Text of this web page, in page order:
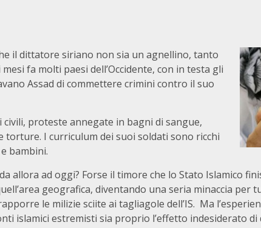
il dittatore siriano non sia un agnellino, tanto
fa molti paesi dell’Occidente, con in testa gli
Assad di commettere crimini contro il suo
civili, proteste annegate in bagni di sangue,
torture. I curriculum dei suoi soldati sono ricchi
bambini.
allora ad oggi? Forse il timore che lo Stato Islamico
geografica, diventando una seria minaccia per
le milizie sciite ai tagliagole dell’IS. Ma
islamici estremisti sia proprio l’effetto indesiderato